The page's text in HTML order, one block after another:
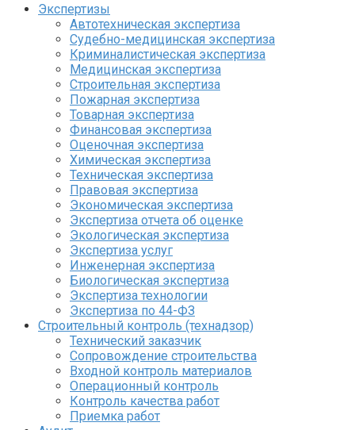
Экспертизы
Автотехническая экспертиза
Судебно-медицинская экспертиза
Криминалистическая экспертиза
Медицинская экспертиза
Строительная экспертиза
Пожарная экспертиза
Товарная экспертиза
Финансовая экспертиза
Оценочная экспертиза
Химическая экспертиза
Техническая экспертиза
Правовая экспертиза
Экономическая экспертиза
Экспертиза отчета об оценке
Экологическая экспертиза
Экспертиза услуг
Инженерная экспертиза
Биологическая экспертиза
Экспертиза технологии
Экспертиза по 44-ФЗ
Строительный контроль (технадзор)
Технический заказчик
Сопровождение строительства
Входной контроль материалов
Операционный контроль
Контроль качества работ
Приемка работ